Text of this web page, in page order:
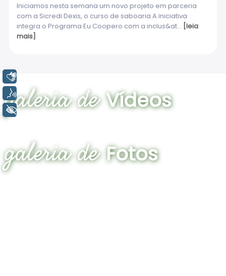
Iniciamos nesta semana um novo projeto em parceria
com a Sicredi Dexis, o curso de saboaria.A iniciativa
integra o Programa Eu Coopero com a inclus&at... [leia
mais]
galeria deVídeos
galeria deFotos
Voz
+ Acessibilidade